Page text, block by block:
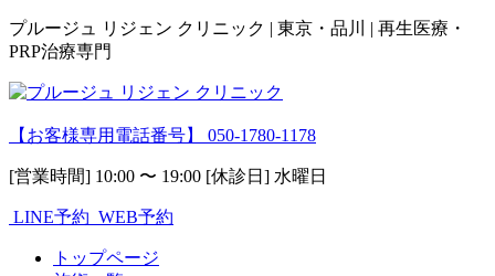
プルージュ リジェン クリニック | 東京・品川 | 再生医療・
PRP治療専門
【お客様専用電話番号】 050-1780-1178
[営業時間] 10:00 〜 19:00 [休診日] 水曜日
LINE予約 WEB予約
トップページ